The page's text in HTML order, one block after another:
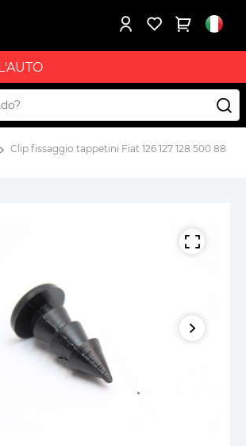
Clip fissaggio tappetini Fiat 126 127 128 500 888123